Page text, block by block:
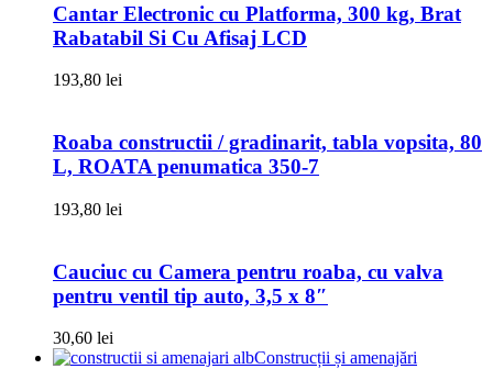
Cantar Electronic cu Platforma, 300 kg, Brat
Rabatabil Si Cu Afisaj LCD
193,80 lei
Roaba constructii / gradinarit, tabla vopsita, 80
L, ROATA penumatica 350-7
193,80 lei
Cauciuc cu Camera pentru roaba, cu valva
pentru ventil tip auto, 3,5 x 8″
30,60 lei
Construcții și amenajări